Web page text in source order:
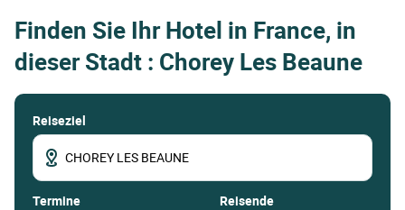
Finden Sie Ihr Hotel in France, in
dieser Stadt : Chorey Les Beaune
Reiseziel
termine Reisende